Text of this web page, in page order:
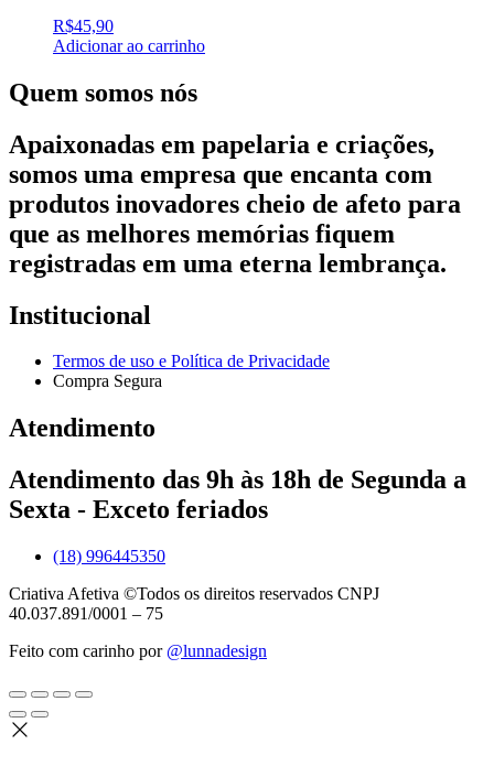
R$45,90
Adicionar ao carrinho
Quem somos nós
Apaixonadas em papelaria e criações,
somos uma empresa que encanta com
produtos inovadores cheio de afeto para
que as melhores memórias fiquem
registradas em uma eterna lembrança.
Institucional
Termos de uso e Política de Privacidade
Compra Segura
Atendimento
Atendimento das 9h às 18h de Segunda a
Sexta - Exceto feriados
(18) 996445350
Criativa Afetiva ©Todos os direitos reservados CNPJ
40.037.891/0001 – 75
Feito com carinho por @lunnadesign